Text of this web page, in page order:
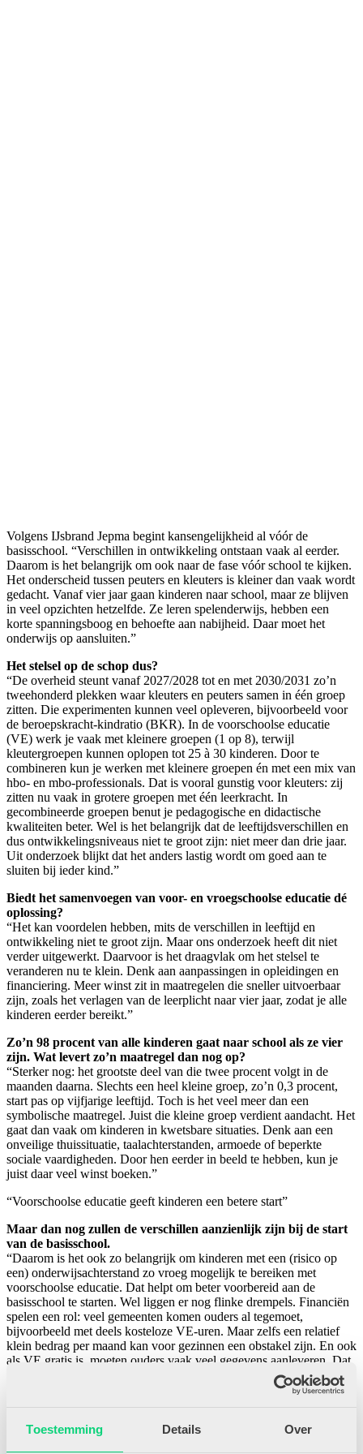
Toestemming Details Over
Volgens IJsbrand Jepma begint kansengelijkheid al vóór de
basisschool. “Verschillen in ontwikkeling ontstaan vaak al eerder.
Daarom is het belangrijk om ook naar de fase vóór school te kijken.
Het onderscheid tussen peuters en kleuters is kleiner dan vaak wordt
gedacht. Vanaf vier jaar gaan kinderen naar school, maar ze blijven
in veel opzichten hetzelfde. Ze leren spelenderwijs, hebben een
korte spanningsboog en behoefte aan nabijheid. Daar moet het
onderwijs op aansluiten.”
Het stelsel op de schop dus?
“De overheid steunt vanaf 2027/2028 tot en met 2030/2031 zo’n
tweehonderd plekken waar kleuters en peuters samen in één groep
zitten. Die experimenten kunnen veel opleveren, bijvoorbeeld voor
de beroepskracht-kindratio (BKR). In de voorschoolse educatie
(VE) werk je vaak met kleinere groepen (1 op 8), terwijl
kleutergroepen kunnen oplopen tot 25 à 30 kinderen. Door te
combineren kun je werken met kleinere groepen én met een mix van
hbo- en mbo-professionals. Dat is vooral gunstig voor kleuters: zij
zitten nu vaak in grotere groepen met één leerkracht. In
gecombineerde groepen benut je pedagogische en didactische
kwaliteiten beter. Wel is het belangrijk dat de leeftijdsverschillen en
dus ontwikkelingsniveaus niet te groot zijn: niet meer dan drie jaar.
Uit onderzoek blijkt dat het anders lastig wordt om goed aan te
sluiten bij ieder kind.”
Biedt het samenvoegen van voor- en vroegschoolse educatie dé
oplossing?
“Het kan voordelen hebben, mits de verschillen in leeftijd en
ontwikkeling niet te groot zijn. Maar ons onderzoek heeft dit niet
verder uitgewerkt. Daarvoor is het draagvlak om het stelsel te
veranderen nu te klein. Denk aan aanpassingen in opleidingen en
financiering. Meer winst zit in maatregelen die sneller uitvoerbaar
zijn, zoals het verlagen van de leerplicht naar vier jaar, zodat je alle
kinderen eerder bereikt.”
Zo’n 98 procent van alle kinderen gaat naar school als ze vier
zijn. Wat levert zo’n maatregel dan nog op?
“Sterker nog: het grootste deel van die twee procent volgt in de
maanden daarna. Slechts een heel kleine groep, zo’n 0,3 procent,
start pas op vijfjarige leeftijd. Toch is het veel meer dan een
symbolische maatregel. Juist die kleine groep verdient aandacht. Het
gaat dan vaak om kinderen in kwetsbare situaties. Denk aan een
onveilige thuissituatie, taalachterstanden, armoede of beperkte
sociale vaardigheden. Door hen eerder in beeld te hebben, kun je
juist daar veel winst boeken.”
“Voorschoolse educatie geeft kinderen een betere start”
Maar dan nog zullen de verschillen aanzienlijk zijn bij de start
van de basisschool.
“Daarom is het ook zo belangrijk om kinderen met een (risico op
een) onderwijsachterstand zo vroeg mogelijk te bereiken met
voorschoolse educatie. Dat helpt om beter voorbereid aan de
basisschool te starten. Wel liggen er nog flinke drempels. Financiën
spelen een rol: veel gemeenten komen ouders al tegemoet,
bijvoorbeeld met deels kosteloze VE-uren. Maar zelfs een relatief
klein bedrag per maand kan voor gezinnen een obstakel zijn. En ook
als VE gratis is, moeten ouders vaak veel gegevens aanleveren. Dat
kan ingewikkeld zijn en onzekerheid oproepen. Ook speelt soms
angst voor een stigma: ouders vragen zich af wat deelname betekent
Daarnaast zijn er ook verschillen tussen gemeenten. In de ene plaats
weegt de thuistaal het zwaarst, in de andere het opleidingsniveau of